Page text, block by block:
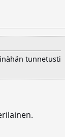
tunnetusti